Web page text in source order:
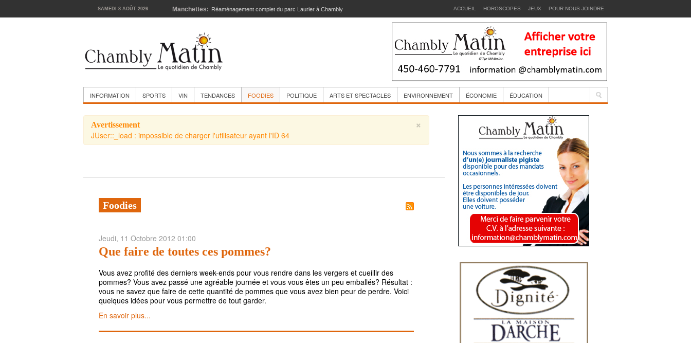
SAMEDI 8 AOÛT 2026 Manchettes: Réaménagement complet du parc Laurier à Chambly ACCUEIL HOROSCOPES JEUX POUR NOUS JOINDRE
INFORMATION SPORTS VIN TENDANCES FOODIES POLITIQUE ARTS ET SPECTACLES ENVIRONNEMENT ÉCONOMIE ÉDUCATION
×
Avertissement
JUser::_load : impossible de charger l'utilisateur ayant l'ID 64
Foodies
Jeudi, 11 Octobre 2012 01:00
Que faire de toutes ces pommes?
Vous avez profité des derniers week-ends pour vous rendre dans les vergers et cueillir des
pommes? Vous avez passé une agréable journée et vous vous êtes un peu emballés? Résultat :
vous ne savez que faire de cette quantité de pommes que vous avez bien peur de perdre. Voici
quelques idées pour vous permettre de tout garder.
En savoir plus...